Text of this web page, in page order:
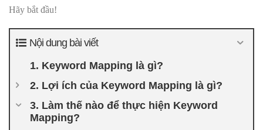
Hãy bắt đầu!
Nội dung bài viết
1. Keyword Mapping là gì?
2. Lợi ích của Keyword Mapping là gì?
3. Làm thế nào để thực hiện Keyword
Mapping?